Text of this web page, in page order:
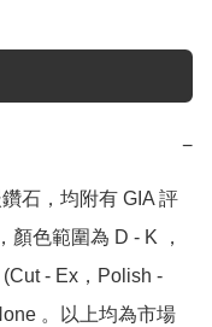
−
石，均附有 GIA 評
顏色範圍為 D - K ，
- Ex，Polish -
。以上均為市場